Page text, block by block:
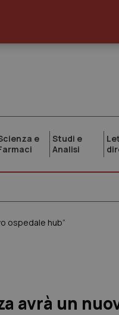
e
Studi e
Analisi
ospedale hub”
avrà un